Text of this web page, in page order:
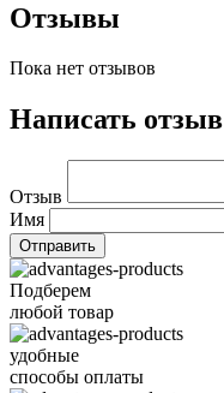
Отзывы
Пока нет отзывов
Написать отзыв
Отзыв
Имя
Подберем
любой товар
удобные
способы оплаты